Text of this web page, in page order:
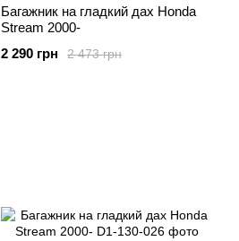
Багажник на гладкий дах Honda
Stream 2000-
2 473 грн
2 290 грн